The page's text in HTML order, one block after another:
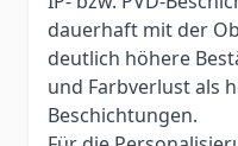
dauerhaft mit der
deutlich höhere
und Farbverlust als
Beschichtungen.